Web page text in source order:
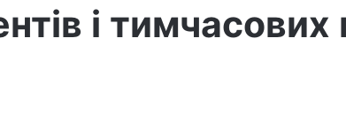
і тимчасових